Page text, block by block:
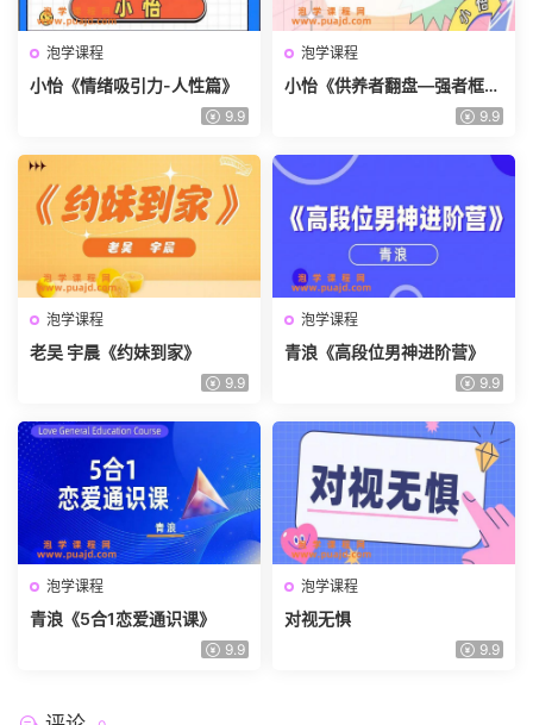
泡学课程
小怡《情绪吸引力-人性篇》
9.9
泡学课程
小怡《供养者翻盘—强者框架
9.9
泡学课程
老吴 宇晨《约妹到家》
9.9
泡学课程
青浪《高段位男神进阶营》
9.9
泡学课程
青浪《5合1恋爱通识课》
9.9
泡学课程
对视无惧
9.9